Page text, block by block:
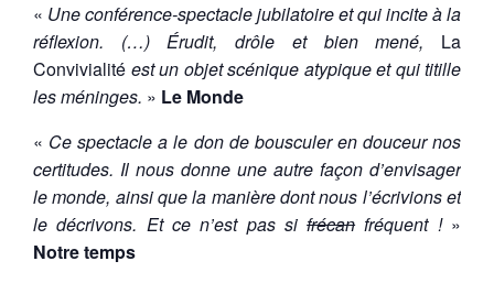
« Une conférence-spectacle jubilatoire et qui incite à la
réflexion. (…) Érudit, drôle et bien mené, La
Convivialité est un objet scénique atypique et qui titille
les méninges. » Le Monde
« Ce spectacle a le don de bousculer en douceur nos
certitudes. Il nous donne une autre façon d’envisager
le monde, ainsi que la manière dont nous l’écrivions et
le décrivons. Et ce n’est pas sifrécanfréquent ! »
Notre temps